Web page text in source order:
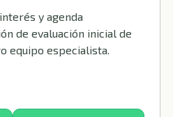
y agenda
de evaluación inicial de
equipo especialista.